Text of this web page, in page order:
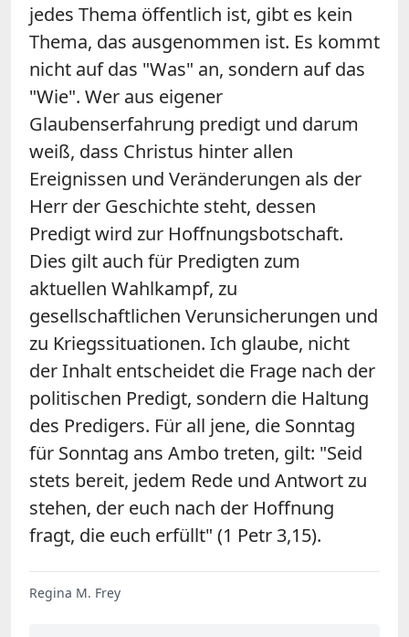
jedes Thema öffentlich ist, gibt es kein
Thema, das ausgenommen ist. Es kommt
nicht auf das "Was" an, sondern auf das
"Wie". Wer aus eigener
Glaubenserfahrung predigt und darum
weiß, dass Christus hinter allen
Ereignissen und Veränderungen als der
Herr der Geschichte steht, dessen
Predigt wird zur Hoffnungsbotschaft.
Dies gilt auch für Predigten zum
aktuellen Wahlkampf, zu
gesellschaftlichen Verunsicherungen und
zu Kriegssituationen. Ich glaube, nicht
der Inhalt entscheidet die Frage nach der
politischen Predigt, sondern die Haltung
des Predigers. Für all jene, die Sonntag
für Sonntag ans Ambo treten, gilt: "Seid
stets bereit, jedem Rede und Antwort zu
stehen, der euch nach der Hoffnung
fragt, die euch erfüllt" (1 Petr 3,15).
Regina M. Frey